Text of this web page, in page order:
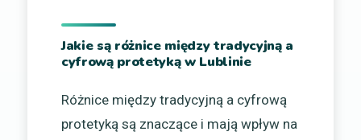
Jakie są różnice między tradycyjną a
cyfrową protetyką w Lublinie
Różnice między tradycyjną a cyfrową
protetyką są znaczące i mają wpływ na